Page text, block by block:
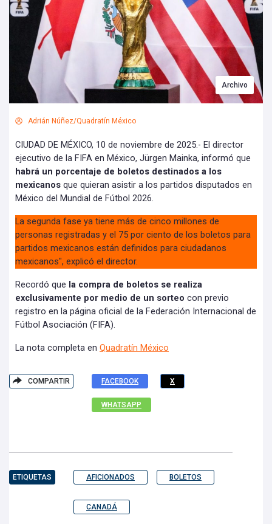
Archivo
Adrián Núñez/Quadratín México
CIUDAD DE MÉXICO, 10 de noviembre de 2025.- El director
ejecutivo de la FIFA en México, Jürgen Mainka, informó que
habrá un porcentaje de boletos destinados a los
mexicanos que quieran asistir a los partidos disputados en
México del Mundial de Fútbol 2026.
La segunda fase ya tiene más de cinco millones de
personas registradas y el 75 por ciento de los boletos para
partidos mexicanos están definidos para ciudadanos
mexicanos", explicó el director.
Recordó que la compra de boletos se realiza
exclusivamente por medio de un sorteo con previo
registro en la página oficial de la Federación Internacional de
Fútbol Asociación (FIFA).
La nota completa en Quadratín México
COMPARTIR FACEBOOK X
WHATSAPP
ETIQUETAS AFICIONADOS BOLETOS
CANADÁ